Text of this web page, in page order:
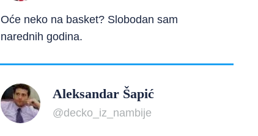
Oće neko na basket? Slobodan sam
narednih godina.
Aleksandar Šapić
@decko_iz_nambije